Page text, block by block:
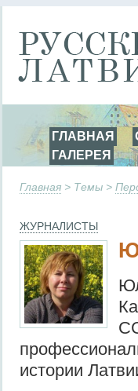
ГЛАВНАЯ
ГАЛЕРЕЯ
Главная > Темы >
ЖУРНАЛИСТЫ
истории